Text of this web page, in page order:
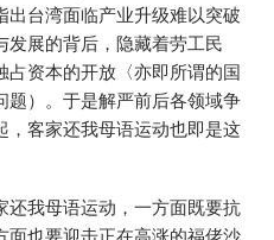
出台湾面临产业升级难以突破
发展的背后，隐藏着劳工民
占资本的开放〈亦即所谓的国
题）。于是解严前后各领域争
，客家还我母语运动也即是这
还我母语运动，一方面既要抗
面也要迎击正在高涨的福佬沙